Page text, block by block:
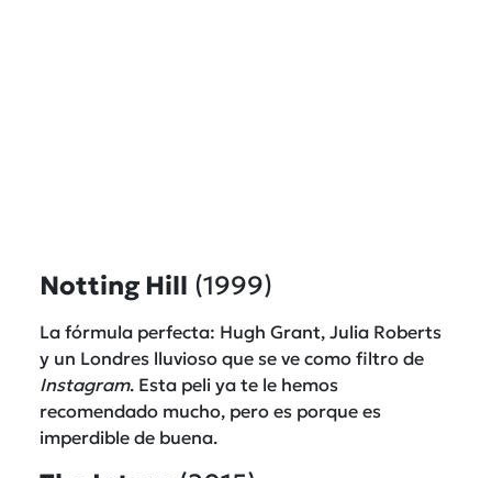
Notting Hill (1999)
La fórmula perfecta: Hugh Grant, Julia Roberts
y un Londres lluvioso que se ve como filtro de
Instagram. Esta peli ya te le hemos
recomendado mucho, pero es porque es
imperdible de buena.